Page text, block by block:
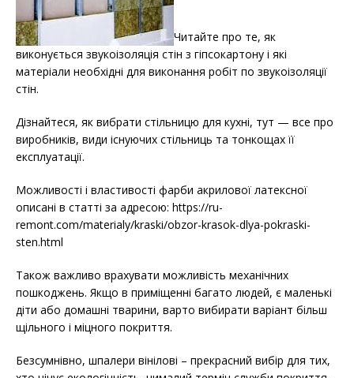
Читайте про те, як
виконується звукоізоляція стін з гіпсокартону і які
матеріали необхідні для виконання робіт по звукоізоляції
стін.
Дізнайтеся, як вибрати стільницю для кухні, тут — все про
виробників, види існуючих стільниць та тонкощах її
експлуатації.
Можливості і властивості фарби акрилової латексної
описані в статті за адресою: https://ru-
remont.com/materialy/kraski/obzor-krasok-dlya-pokraski-
sten.html
Також важливо врахувати можливість механічних
пошкоджень. Якщо в приміщенні багато людей, є маленькі
діти або домашні тварини, варто вибирати варіант більш
щільного і міцного покриття.
Безсумнівно, шпалери вінілові – прекрасний вибір для тих,